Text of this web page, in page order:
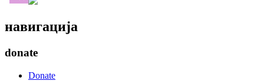
навигација
donate
Donate